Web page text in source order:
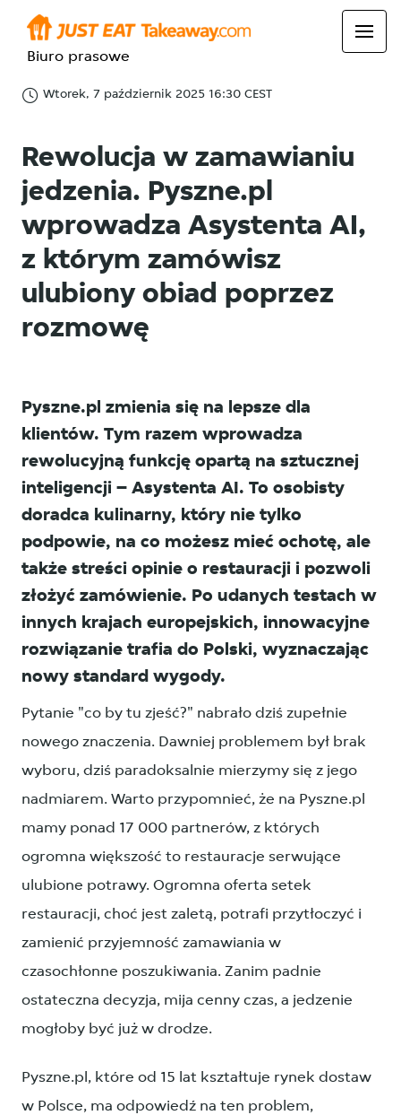
Biuro prasowe
Wtorek, 7 październik 2025 16:30 CEST
Rewolucja w zamawianiu
jedzenia. Pyszne.pl
wprowadza Asystenta AI,
z którym zamówisz
ulubiony obiad poprzez
rozmowę
Pyszne.pl zmienia się na lepsze dla
klientów. Tym razem wprowadza
rewolucyjną funkcję opartą na sztucznej
inteligencji – Asystenta AI. To osobisty
doradca kulinarny, który nie tylko
podpowie, na co możesz mieć ochotę, ale
także streści opinie o restauracji i pozwoli
złożyć zamówienie. Po udanych testach w
innych krajach europejskich, innowacyjne
rozwiązanie trafia do Polski, wyznaczając
nowy standard wygody.
Pytanie "co by tu zjeść?" nabrało dziś zupełnie
nowego znaczenia. Dawniej problemem był brak
wyboru, dziś paradoksalnie mierzymy się z jego
nadmiarem. Warto przypomnieć, że na Pyszne.pl
mamy ponad 17 000 partnerów, z których
ogromna większość to restauracje serwujące
ulubione potrawy. Ogromna oferta setek
restauracji, choć jest zaletą, potrafi przytłoczyć i
zamienić przyjemność zamawiania w
czasochłonne poszukiwania. Zanim padnie
ostateczna decyzja, mija cenny czas, a jedzenie
mogłoby być już w drodze.
Pyszne.pl, które od 15 lat kształtuje rynek dostaw
w Polsce, ma odpowiedź na ten problem,